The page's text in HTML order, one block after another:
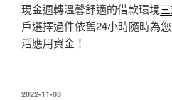
現金週轉溫馨舒適的借款環境
戶選擇過件依舊24小時隨時為
活應用資金！
發
2022-11-03